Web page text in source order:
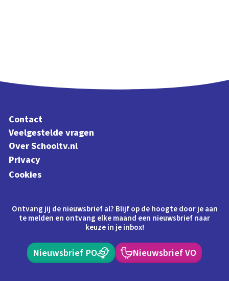
Contact
Veelgestelde vragen
Over Schooltv.nl
Privacy
Cookies
Ontvang jij de nieuwsbrief al? Blijf op de hoogte door je aan
te melden en ontvang elke maand een nieuwsbrief naar
keuze in je inbox!
Nieuwsbrief PO Nieuwsbrief VO